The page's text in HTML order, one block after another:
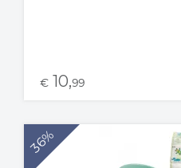
€ 10,99
36%